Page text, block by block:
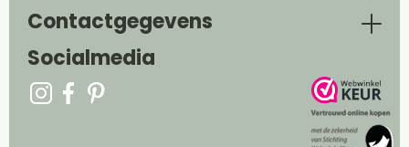
Contactgegevens
Socialmedia